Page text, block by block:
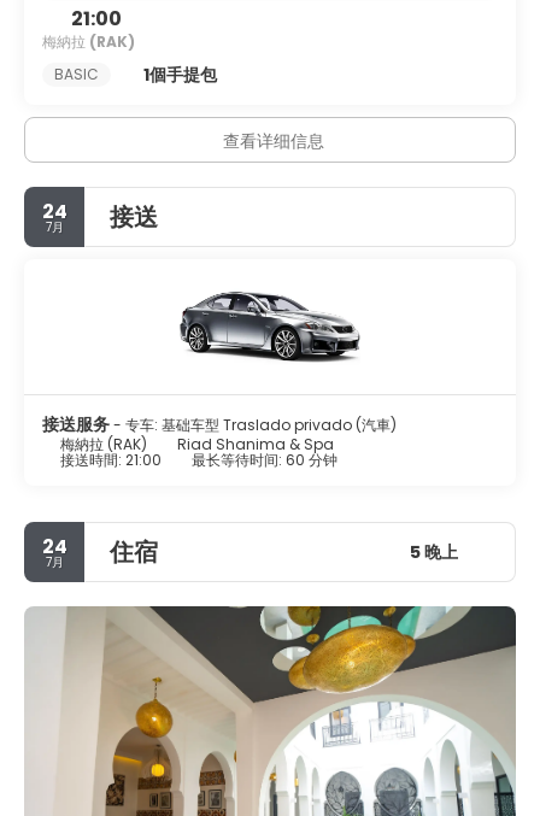
21:00
梅納拉 (RAK)
BASIC
1個手提包
查看详细信息
24
7月 接送
接送服务- 专车: 基础车型 Traslado privado (汽車)
梅納拉 (RAK)
Riad Shanima & Spa
接送時間: 21:00 最长等待时间: 60 分钟
24
7月 住宿 5 晚上